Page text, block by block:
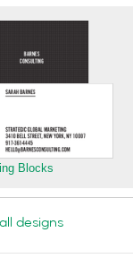
Blocks
designs